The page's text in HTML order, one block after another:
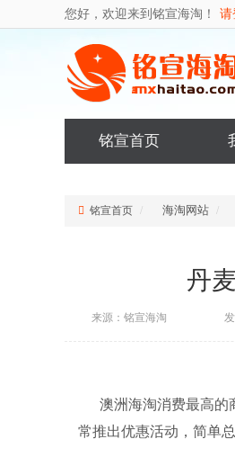
您好，欢迎来到铭宣海淘！ 请
铭宣首页
铭宣首页 海淘网站
丹
来源：铭宣海淘
澳洲海淘消费最高的
常推出优惠活动，简单